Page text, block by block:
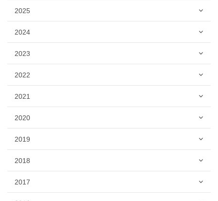
2025
2024
2023
2022
2021
2020
2019
2018
2017